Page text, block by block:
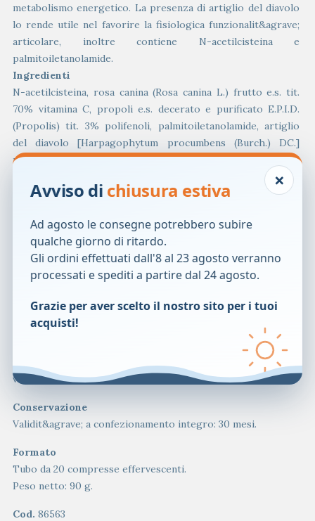
metabolismo energetico. La presenza di artiglio del diavolo
lo rende utile nel favorire la fisiologica funzionalit&agrave;
articolare, inoltre contiene N-acetilcisteina e
palmitoiletanolamide.
Ingredienti
N-acetilcisteina, rosa canina (Rosa canina L.) frutto e.s. tit.
70% vitamina C, propoli e.s. decerato e purificato E.P.I.D.
(Propolis) tit. 3% polifenoli, palmitoiletanolamide, artiglio
del diavolo [Harpagophytum procumbens (Burch.) DC.]
radice e.s. tit. 2,5% arpagoside.
Senzaglutine.
Si consiglia l’assunzione di 2 compresse al giorno: 1 al
mattino e 1 alla sera, sciolte in un bicchiere d’acqua (pari a
150 ml).
Non superare la dose giornaliera raccomandata.
Tenere fuori dalla portata dei bambini al di sotto dei 3 anni di
Gli integratori non vanno intesi come sostituti di una dieta
variata.
Conservazione
Validit&agrave; a confezionamento integro: 30 mesi.
Formato
Tubo da 20 compresse effervescenti.
Peso netto: 90 g.
Cod. 86563
×
Avviso di chiusura estiva
Ad agosto le consegne potrebbero subire
qualche giorno di ritardo.
Gli ordini effettuati dall'8 al 23 agosto verranno
processati e spediti a partire dal 24 agosto.
Grazie per aver scelto il nostro sito per i tuoi
acquisti!